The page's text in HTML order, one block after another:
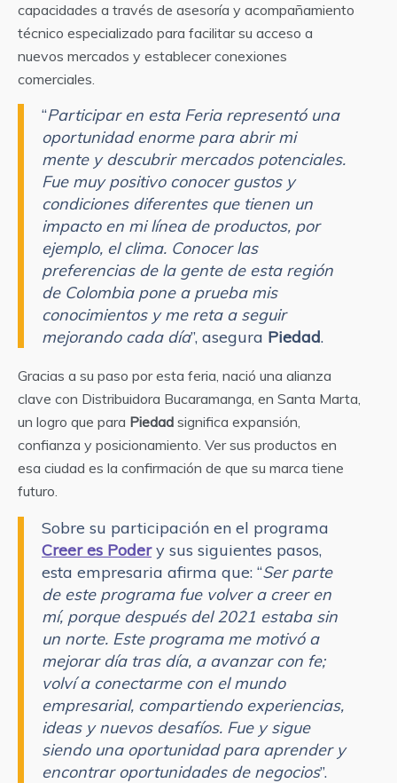
capacidades a través de asesoría y acompañamiento
técnico especializado para facilitar su acceso a
nuevos mercados y establecer conexiones
comerciales.
“Participar en esta Feria representó una
oportunidad enorme para abrir mi
mente y descubrir mercados potenciales.
Fue muy positivo conocer gustos y
condiciones diferentes que tienen un
impacto en mi línea de productos, por
ejemplo, el clima. Conocer las
preferencias de la gente de esta región
de Colombia pone a prueba mis
conocimientos y me reta a seguir
mejorando cada día”, asegura Piedad.
Gracias a su paso por esta feria, nació una alianza
clave con Distribuidora Bucaramanga, en Santa Marta,
un logro que para Piedad significa expansión,
confianza y posicionamiento. Ver sus productos en
esa ciudad es la confirmación de que su marca tiene
futuro.
Sobre su participación en el programa
Creer es Podery sus siguientes pasos,
esta empresaria afirma que: “Ser parte
de este programa fue volver a creer en
mí, porque después del 2021 estaba sin
un norte. Este programa me motivó a
mejorar día tras día, a avanzar con fe;
volví a conectarme con el mundo
empresarial, compartiendo experiencias,
ideas y nuevos desafíos. Fue y sigue
siendo una oportunidad para aprender y
encontrar oportunidades de negocios”.